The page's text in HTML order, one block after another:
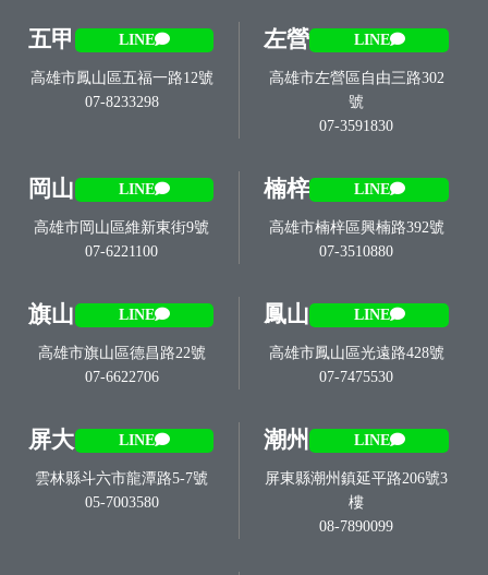
五甲 LINE
高雄市鳳山區五福一路12號
07-8233298
左營 LINE
高雄市左營區自由三路302
號
07-3591830
岡山 LINE
高雄市岡山區維新東街9號
07-6221100
楠梓 LINE
高雄市楠梓區興楠路392號
07-3510880
旗山 LINE
高雄市旗山區德昌路22號
07-6622706
鳳山 LINE
高雄市鳳山區光遠路428號
07-7475530
屏大 LINE
雲林縣斗六市龍潭路5-7號
05-7003580
潮州 LINE
屏東縣潮州鎮延平路206號3
樓
08-7890099